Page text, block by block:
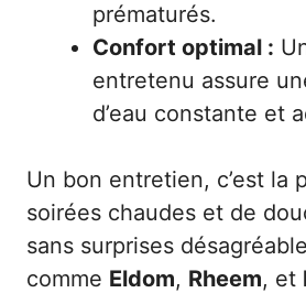
prématurés.
Confort optimal :
entretenu assure
d’eau constante et
Un bon entretien, c’est la
soirées chaudes et de
sans surprises
comme Eldom, Rheem, et